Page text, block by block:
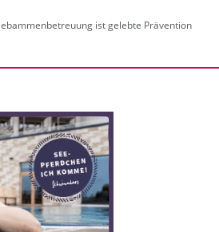
ist ge­leb­te Prä­ven­ti­on